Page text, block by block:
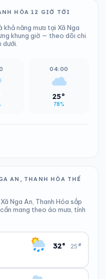
HÓA 12 GIỜ TỚI
năng mưa tại Xã Nga
khung giờ — theo dõi chi
04:00
25°
78%
AN, THANH HÓA THẾ
Nga An, Thanh Hóa sắp
mang theo áo mưa, tính
32° 25°
▾